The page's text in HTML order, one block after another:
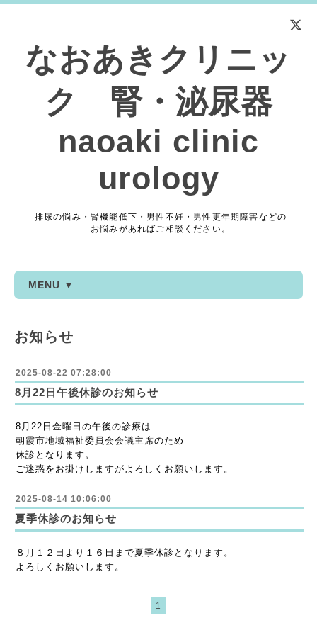
なおあきクリニッ
ク 腎・泌尿器
naoaki clinic
urology
排尿の悩み・腎機能低下・男性不妊・男性更年期障害などの
お悩みがあればご相談ください。
MENU ▼
お知らせ
2025-08-22 07:28:00
8月22日午後休診のお知らせ
8月22日金曜日の午後の診療は
朝霞市地域福祉委員会会議主席のため
休診となります。
ご迷惑をお掛けしますがよろしくお願いします。
2025-08-14 10:06:00
夏季休診のお知らせ
８月１２日より１６日まで夏季休診となります。
よろしくお願いします。
1